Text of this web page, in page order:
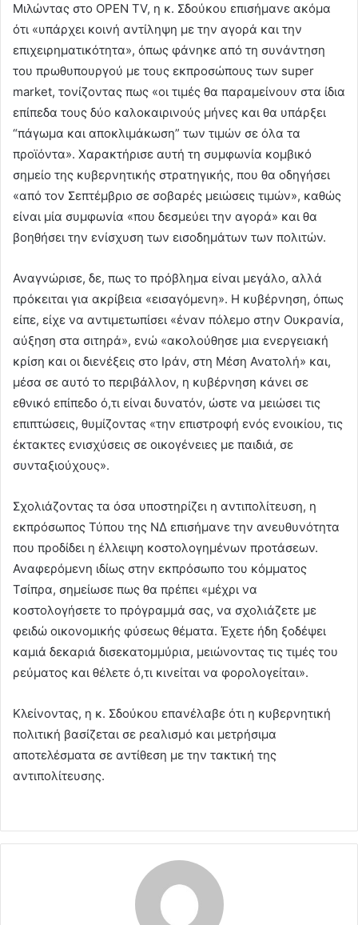
Μιλώντας στο OPEN TV, η κ. Σδούκου επισήμανε ακόμα
ότι «υπάρχει κοινή αντίληψη με την αγορά και την
επιχειρηματικότητα», όπως φάνηκε από τη συνάντηση
του πρωθυπουργού με τους εκπροσώπους των super
market, τονίζοντας πως «οι τιμές θα παραμείνουν στα ίδια
επίπεδα τους δύο καλοκαιρινούς μήνες και θα υπάρξει
“πάγωμα και αποκλιμάκωση” των τιμών σε όλα τα
προϊόντα». Χαρακτήρισε αυτή τη συμφωνία κομβικό
σημείο της κυβερνητικής στρατηγικής, που θα οδηγήσει
«από τον Σεπτέμβριο σε σοβαρές μειώσεις τιμών», καθώς
είναι μία συμφωνία «που δεσμεύει την αγορά» και θα
βοηθήσει την ενίσχυση των εισοδημάτων των πολιτών.
Αναγνώρισε, δε, πως το πρόβλημα είναι μεγάλο, αλλά
πρόκειται για ακρίβεια «εισαγόμενη». Η κυβέρνηση, όπως
είπε, είχε να αντιμετωπίσει «έναν πόλεμο στην Ουκρανία,
αύξηση στα σιτηρά», ενώ «ακολούθησε μια ενεργειακή
κρίση και οι διενέξεις στο Ιράν, στη Μέση Ανατολή» και,
μέσα σε αυτό το περιβάλλον, η κυβέρνηση κάνει σε
εθνικό επίπεδο ό,τι είναι δυνατόν, ώστε να μειώσει τις
επιπτώσεις, θυμίζοντας «την επιστροφή ενός ενοικίου, τις
έκτακτες ενισχύσεις σε οικογένειες με παιδιά, σε
συνταξιούχους».
Σχολιάζοντας τα όσα υποστηρίζει η αντιπολίτευση, η
εκπρόσωπος Τύπου της ΝΔ επισήμανε την ανευθυνότητα
που προδίδει η έλλειψη κοστολογημένων προτάσεων.
Αναφερόμενη ιδίως στην εκπρόσωπο του κόμματος
Τσίπρα, σημείωσε πως θα πρέπει «μέχρι να
κοστολογήσετε το πρόγραμμά σας, να σχολιάζετε με
φειδώ οικονομικής φύσεως θέματα. Έχετε ήδη ξοδέψει
καμιά δεκαριά δισεκατομμύρια, μειώνοντας τις τιμές του
ρεύματος και θέλετε ό,τι κινείται να φορολογείται».
Κλείνοντας, η κ. Σδούκου επανέλαβε ότι η κυβερνητική
πολιτική βασίζεται σε ρεαλισμό και μετρήσιμα
αποτελέσματα σε αντίθεση με την τακτική της
αντιπολίτευσης.